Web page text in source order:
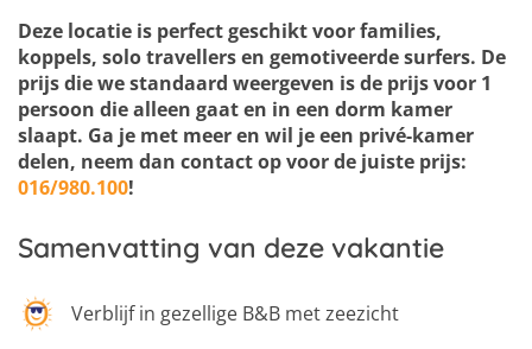
Deze locatie is perfect geschikt voor families,
koppels, solo travellers en gemotiveerde surfers. De
prijs die we standaard weergeven is de prijs voor 1
persoon die alleen gaat en in een dorm kamer
slaapt. Ga je met meer en wil je een privé-kamer
delen, neem dan contact op voor de juiste prijs:
016/980.100!
Samenvatting van deze vakantie
Verblijf in gezellige B&B met zeezicht